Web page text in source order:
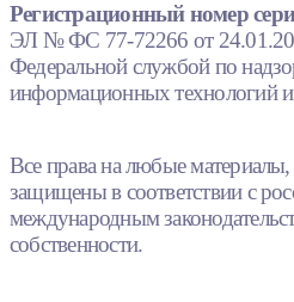
Регистрационный номер
ЭЛ № ФС 77-72266 от
Федеральной службой по
информационных технологий
Все права на любые
защищены в соответствии с
международным
собственности.